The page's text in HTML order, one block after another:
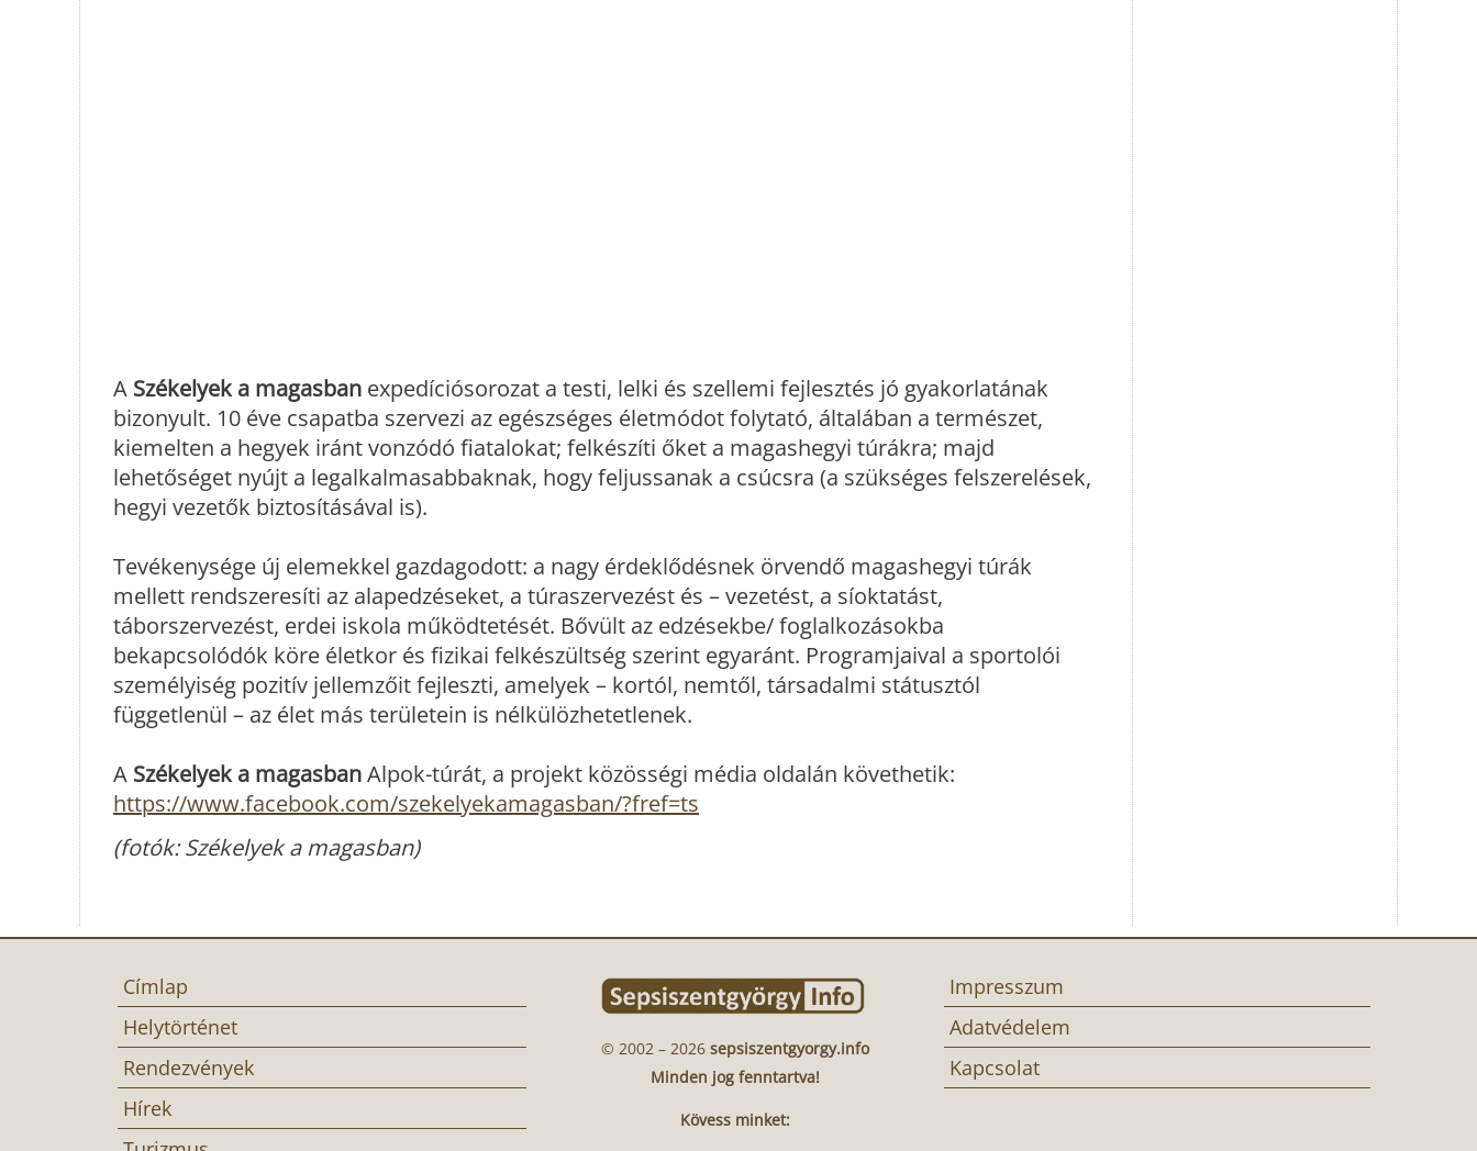
A Székelyek a magasban expedíciósorozat a testi, lelki és szellemi fejlesztés jó gyakorlatának
bizonyult. 10 éve csapatba szervezi az egészséges életmódot folytató, általában a természet,
kiemelten a hegyek iránt vonzódó fiatalokat; felkészíti őket a magashegyi túrákra; majd
lehetőséget nyújt a legalkalmasabbaknak, hogy feljussanak a csúcsra (a szükséges felszerelések,
hegyi vezetők biztosításával is).
Tevékenysége új elemekkel gazdagodott: a nagy érdeklődésnek örvendő magashegyi túrák
mellett rendszeresíti az alapedzéseket, a túraszervezést és – vezetést, a síoktatást,
táborszervezést, erdei iskola működtetését. Bővült az edzésekbe/ foglalkozásokba
bekapcsolódók köre életkor és fizikai felkészültség szerint egyaránt. Programjaival a sportolói
személyiség pozitív jellemzőit fejleszti, amelyek – kortól, nemtől, társadalmi státusztól
függetlenül – az élet más területein is nélkülözhetetlenek.
A Székelyek a magasbanAlpok-túrát, a projekt közösségi média oldalán követhetik:
https://www.facebook.com/szekelyekamagasban/?fref=ts
(fotók: Székelyek a magasban)
Címlap
Helytörténet
Rendezvények
Hírek
© 2002 – 2026 sepsiszentgyorgy.info
Minden jog fenntartva!
Kövess minket:
Impresszum
Adatvédelem
Kapcsolat